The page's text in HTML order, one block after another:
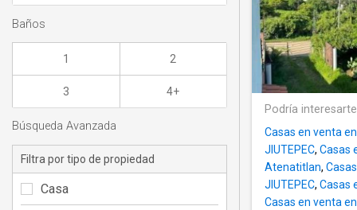
Podría
Casas en venta
JIUTEPEC, Casas
Atenatitlan,
JIUTEPEC, Casas
Casas en venta
Baños
1 2
3 4+
Búsqueda Avanzada
Filtra por tipo de propiedad
Casa